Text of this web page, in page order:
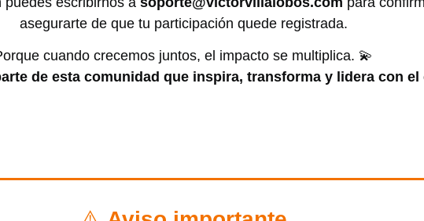
asegurarte de que tu participación quede registrada.
cuando crecemos juntos, el impacto se multiplica. 💫
de esta comunidad que inspira, transforma y lidera con el